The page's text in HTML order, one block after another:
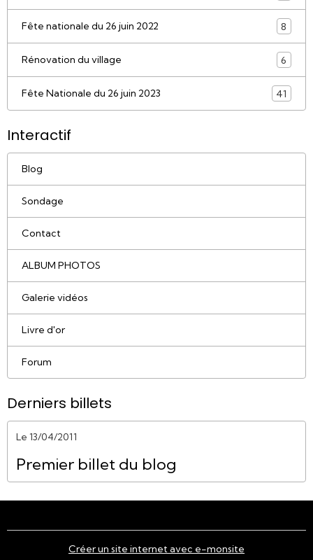
Fête nationale du 26 juin 2022 8
Rénovation du village 6
Fête Nationale du 26 juin 2023 41
Interactif
Blog
Sondage
Contact
ALBUM PHOTOS
Galerie vidéos
Livre d'or
Forum
Derniers billets
Le 13/04/2011
Premier billet du blog
Créer un site internet avec e-monsite